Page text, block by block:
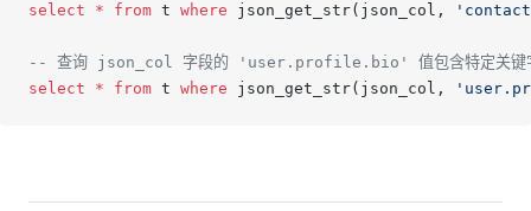
select * from t where json_get_str(json_col,
-- 查询 json_col 字段的 'user.profile.bio' 值包含特定关键
select * from t where json_get_str(json_col,